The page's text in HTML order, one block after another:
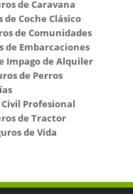
de Caravana
de Coche Clásico
de Comunidades
de Embarcaciones
Impago de Alquiler
de Perros
Profesional
de Tractor
de Vida